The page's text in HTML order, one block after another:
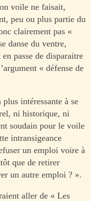
voile ne faisait,
peu ou plus partie du
clairement pas «
danse du ventre,
passe de disparaitre
« défense de
intéressante à se
ni historique, ni
soudain pour le voile
intransigeance
un emploi voire à
que de retirer
un autre emploi ? ».
aller de « Les